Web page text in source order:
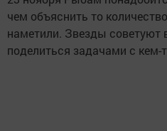
чем объяснить то
наметили. Звезды советуют
поделиться задачами с кем-